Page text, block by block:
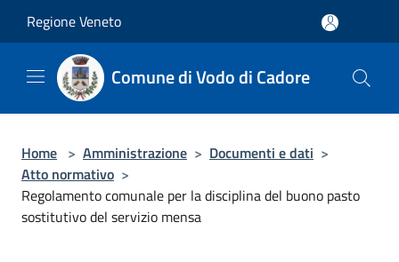
Regione Veneto
Comune di Vodo di Cadore
Home > Amministrazione > Documenti e dati >
Atto normativo >
Regolamento comunale per la disciplina del buono pasto
sostitutivo del servizio mensa